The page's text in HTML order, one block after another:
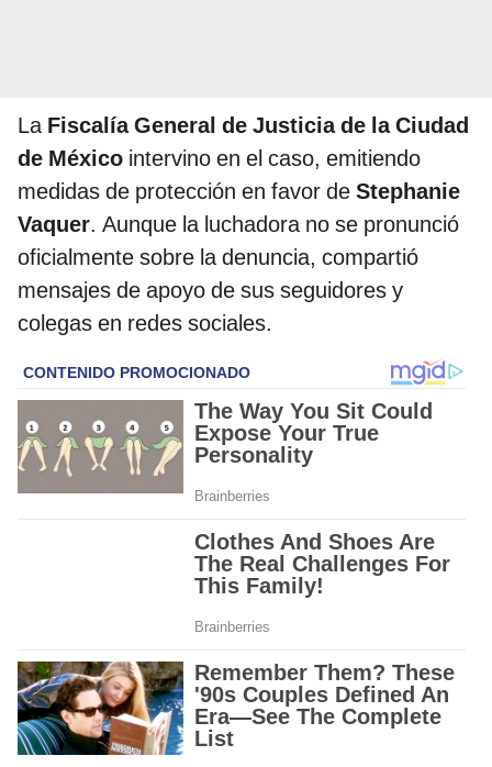
La Fiscalía General de Justicia de la Ciudad
de México intervino en el caso, emitiendo
medidas de protección en favor de Stephanie
Vaquer. Aunque la luchadora no se pronunció
oficialmente sobre la denuncia, compartió
mensajes de apoyo de sus seguidores y
colegas en redes sociales.